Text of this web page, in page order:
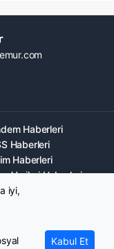
Haberleri
Haberleri
Haberleri
Verileri Haberleri
iyi,
Kabul Et